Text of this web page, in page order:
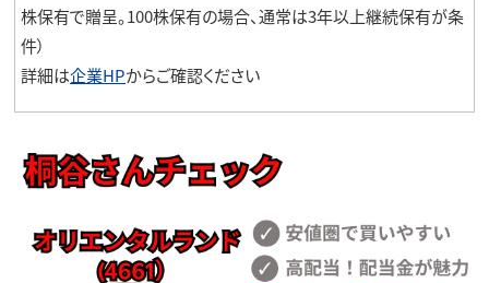
株保有で贈呈。100株保有の場合、通常は3年以上継続保有が条
件）
詳細は企業HPからご確認ください